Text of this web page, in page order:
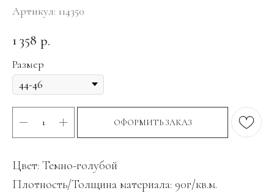
Артикул: 114350
1 358 р.
Размер
ОФОРМИТЬ ЗАКАЗ
Цвет: Темно-голубой
Плотность/Толщина материала: 90г/кв.м.